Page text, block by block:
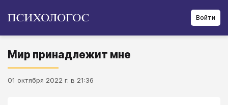
Войти
Мир принадлежит мне
01 октября 2022 г. в 21:36